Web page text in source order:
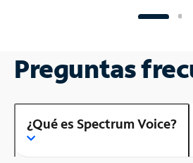
Preguntas
¿Qué es Spectrum Voice?